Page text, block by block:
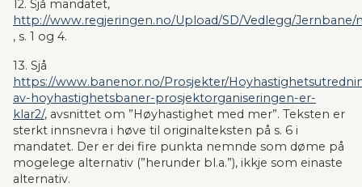
http://www.regjeringen.no/Upload/SD/Vedlegg/
, s. 1 og 4.
https://www.banenor.no/Prosjekter/
av-hoyhastighetsbaner-prosjektorganiseringen-er-
klar2/, avsnittet om ”Høyhastighet med mer”. Teksten er
sterkt innsnevra i høve til originalteksten på s. 6 i
mandatet. Der er dei fire punkta nemnde som døme på
mogelege alternativ (”herunder bl.a.”), ikkje som einaste
alternativ.